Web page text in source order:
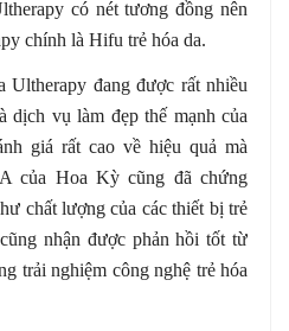
có nét tương đồng nên
chính là Hifu trẻ hóa da.
Ultherapy đang được rất nhiều
dịch vụ làm đẹp thế mạnh của
giá rất cao về hiệu quả mà
của Hoa Kỳ cũng đã chứng
chất lượng của các thiết bị trẻ
nhận được phản hồi tốt từ
trải nghiệm công nghệ trẻ hóa